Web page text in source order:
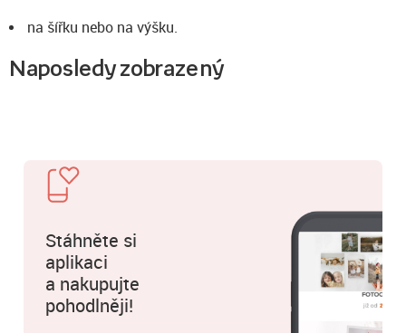
na šířku nebo na výšku.
Naposledy zobrazený
Stáhněte si
aplikaci
a nakupujte
pohodlněji!